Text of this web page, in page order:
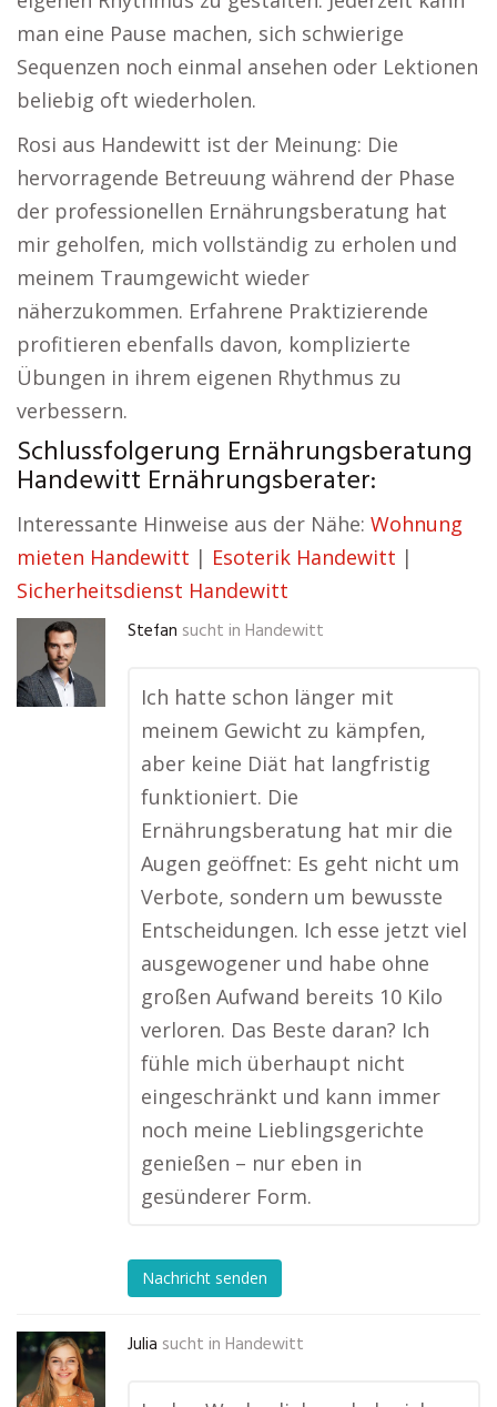
man eine Pause machen, sich schwierige
Sequenzen noch einmal ansehen oder Lektionen
beliebig oft wiederholen.
Rosi aus Handewitt ist der Meinung: Die
hervorragende Betreuung während der Phase
der professionellen Ernährungsberatung hat
mir geholfen, mich vollständig zu erholen und
meinem Traumgewicht wieder
näherzukommen. Erfahrene Praktizierende
profitieren ebenfalls davon, komplizierte
Übungen in ihrem eigenen Rhythmus zu
verbessern.
Schlussfolgerung Ernährungsberatung
Handewitt Ernährungsberater:
Interessante Hinweise aus der Nähe: Wohnung
mieten Handewitt | Esoterik Handewitt |
Sicherheitsdienst Handewitt
Stefan sucht in Handewitt
Ich hatte schon länger mit
meinem Gewicht zu kämpfen,
aber keine Diät hat langfristig
funktioniert. Die
Ernährungsberatung hat mir die
Augen geöffnet: Es geht nicht um
Verbote, sondern um bewusste
Entscheidungen. Ich esse jetzt viel
ausgewogener und habe ohne
großen Aufwand bereits 10 Kilo
verloren. Das Beste daran? Ich
fühle mich überhaupt nicht
eingeschränkt und kann immer
noch meine Lieblingsgerichte
genießen – nur eben in
gesünderer Form.
Nachricht senden
Julia sucht in Handewitt